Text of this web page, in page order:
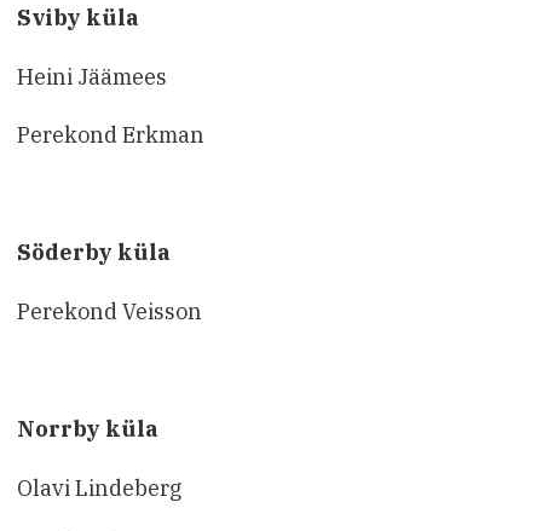
Sviby küla
Heini Jäämees
Perekond Erkman
Söderby küla
Perekond Veisson
Norrby küla
Olavi Lindeberg